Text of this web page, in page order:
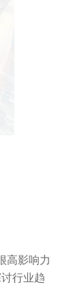
高影响力
行业趋